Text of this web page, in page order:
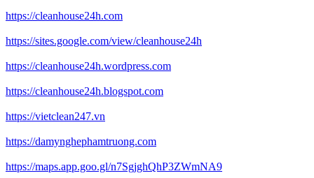
https://cleanhouse24h.com
https://sites.google.com/view/cleanhouse24h
https://cleanhouse24h.wordpress.com
https://cleanhouse24h.blogspot.com
https://vietclean247.vn
https://damynghephamtruong.com
https://maps.app.goo.gl/n7SgjghQhP3ZWmNA9